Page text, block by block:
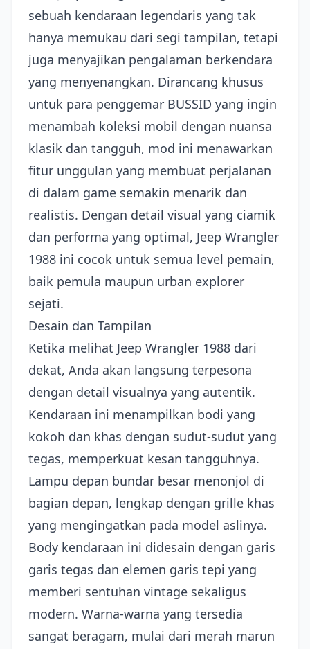
sebuah kendaraan legendaris yang tak
hanya memukau dari segi tampilan, tetapi
juga menyajikan pengalaman berkendara
yang menyenangkan. Dirancang khusus
untuk para penggemar BUSSID yang ingin
menambah koleksi mobil dengan nuansa
klasik dan tangguh, mod ini menawarkan
fitur unggulan yang membuat perjalanan
di dalam game semakin menarik dan
realistis. Dengan detail visual yang ciamik
dan performa yang optimal, Jeep Wrangler
1988 ini cocok untuk semua level pemain,
baik pemula maupun urban explorer
sejati.
Desain dan Tampilan
Ketika melihat Jeep Wrangler 1988 dari
dekat, Anda akan langsung terpesona
dengan detail visualnya yang autentik.
Kendaraan ini menampilkan bodi yang
kokoh dan khas dengan sudut-sudut yang
tegas, memperkuat kesan tangguhnya.
Lampu depan bundar besar menonjol di
bagian depan, lengkap dengan grille khas
yang mengingatkan pada model aslinya.
Body kendaraan ini didesain dengan garis
garis tegas dan elemen garis tepi yang
memberi sentuhan vintage sekaligus
modern. Warna-warna yang tersedia
sangat beragam, mulai dari merah marun